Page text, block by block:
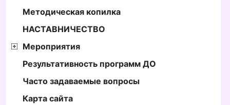
Методическая копилка
НАСТАВНИЧЕСТВО
Мероприятия
Результативность программ ДО
Часто задаваемые вопросы
Карта сайта